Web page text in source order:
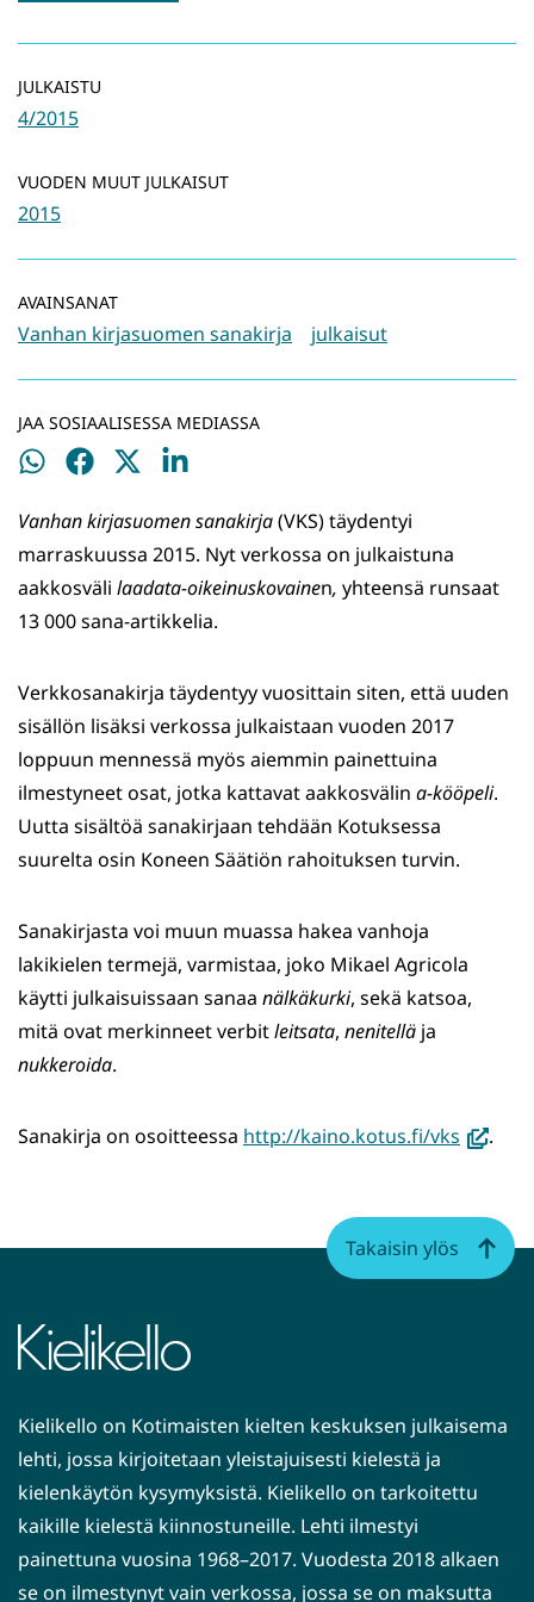
JULKAISTU
4/2015
VUODEN MUUT JULKAISUT
2015
AVAINSANAT
Vanhan kirjasuomen sanakirja julkaisut
JAA SOSIAALISESSA MEDIASSA
Jaa
Jaa
Jaa
Jaa
Vanhan kirjasuomen sanakirja(VKS) täydentyi
marraskuussa 2015. Nyt verkossa on julkaistuna
aakkosväli laadata−oikeinuskovainen, yhteensä runsaat
13 000 sana-artikkelia.
Verkkosanakirja täydentyy vuosittain siten, että uuden
sisällön lisäksi verkossa julkaistaan vuoden 2017
loppuun mennessä myös aiemmin painettuina
ilmestyneet osat, jotka kattavat aakkosvälin a−kööpeli.
Uutta sisältöä sanakirjaan tehdään Kotuksessa
suurelta osin Koneen Säätiön rahoituksen turvin.
Sanakirjasta voi muun muassa hakea vanhoja
lakikielen termejä, varmistaa, joko Mikael Agricola
käytti julkaisuissaan sanaa nälkäkurki, sekä katsoa,
mitä ovat merkinneet verbitleitsata, nenitellä ja
nukkeroida.
Sanakirja on osoitteessa http://kaino.kotus.fi/vks
siirryt
toiseen
.
Kielikello on Kotimaisten kielten keskuksen julkaisema
lehti, jossa kirjoitetaan yleistajuisesti kielestä ja
kielenkäytön kysymyksistä. Kielikello on tarkoitettu
kaikille kielestä kiinnostuneille. Lehti ilmestyi
painettuna vuosina 1968–2017. Vuodesta 2018 alkaen
se on ilmestynyt vain verkossa, jossa se on maksutta
Takaisin ylös